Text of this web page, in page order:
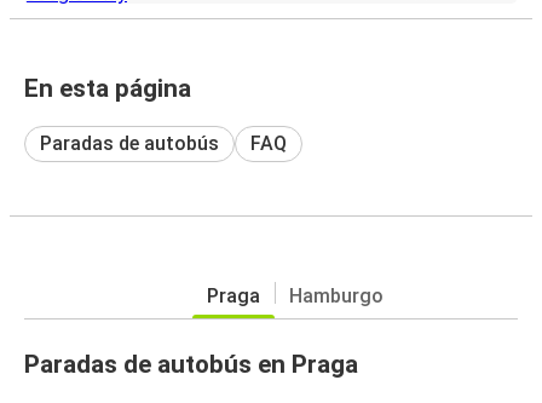
En esta página
Paradas de autobús FAQ
Praga Hamburgo
Paradas de autobús en Praga